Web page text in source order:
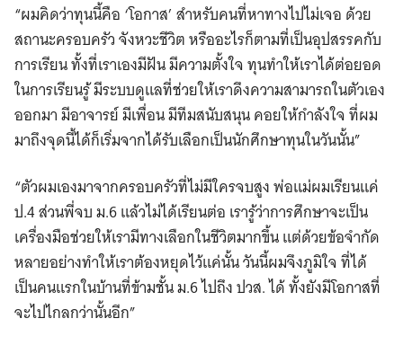
“ผมคิดว่าทุนนี้คือ ‘โอกาส’ สำหรับคนที่หาทางไปไม่เจอ ด้วย
สถานะครอบครัว จังหวะชีวิต หรืออะไรก็ตามที่เป็นอุปสรรคกับ
การเรียน ทั้งที่เราเองมีฝัน มีความตั้งใจ ทุนทำให้เราได้ต่อยอด
ในการเรียนรู้ มีระบบดูแลที่ช่วยให้เราดึงความสามารถในตัวเอง
ออกมา มีอาจารย์ มีเพื่อน มีทีมสนับสนุน คอยให้กำลังใจ ที่ผม
มาถึงจุดนี้ได้ก็เริ่มจากได้รับเลือกเป็นนักศึกษาทุนในวันนั้น”
“ตัวผมเองมาจากครอบครัวที่ไม่มีใครจบสูง พ่อแม่ผมเรียนแค่
ป.4 ส่วนพี่จบ ม.6 แล้วไม่ได้เรียนต่อ เรารู้ว่าการศึกษาจะเป็น
เครื่องมือช่วยให้เรามีทางเลือกในชีวิตมากขึ้น แต่ด้วยข้อจำกัด
หลายอย่างทำให้เราต้องหยุดไว้แค่นั้น วันนี้ผมจึงภูมิใจ ที่ได้
เป็นคนแรกในบ้านที่ข้ามชั้น ม.6 ไปถึง ปวส. ได้ ทั้งยังมีโอกาสที่
จะไปไกลกว่านั้นอีก”